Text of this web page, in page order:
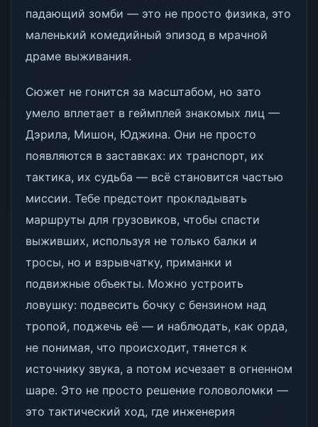
падающий зомби — это не просто физика, это
маленький комедийный эпизод в мрачной
драме выживания.
Сюжет не гонится за масштабом, но зато
умело вплетает в геймплей знакомых лиц —
Дэрила, Мишон, Юджина. Они не просто
появляются в заставках: их транспорт, их
тактика, их судьба — всё становится частью
миссии. Тебе предстоит прокладывать
маршруты для грузовиков, чтобы спасти
выживших, используя не только балки и
тросы, но и взрывчатку, приманки и
подвижные объекты. Можно устроить
ловушку: подвесить бочку с бензином над
тропой, поджечь её — и наблюдать, как орда,
не понимая, что происходит, тянется к
источнику звука, а потом исчезает в огненном
шаре. Это не просто решение головоломки —
это тактический ход, где инженерия